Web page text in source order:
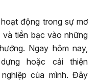
động trong sự mơ
và tiền bạc vào những
Ngay hôm nay,
hoặc cải thiện
của mình. Đây